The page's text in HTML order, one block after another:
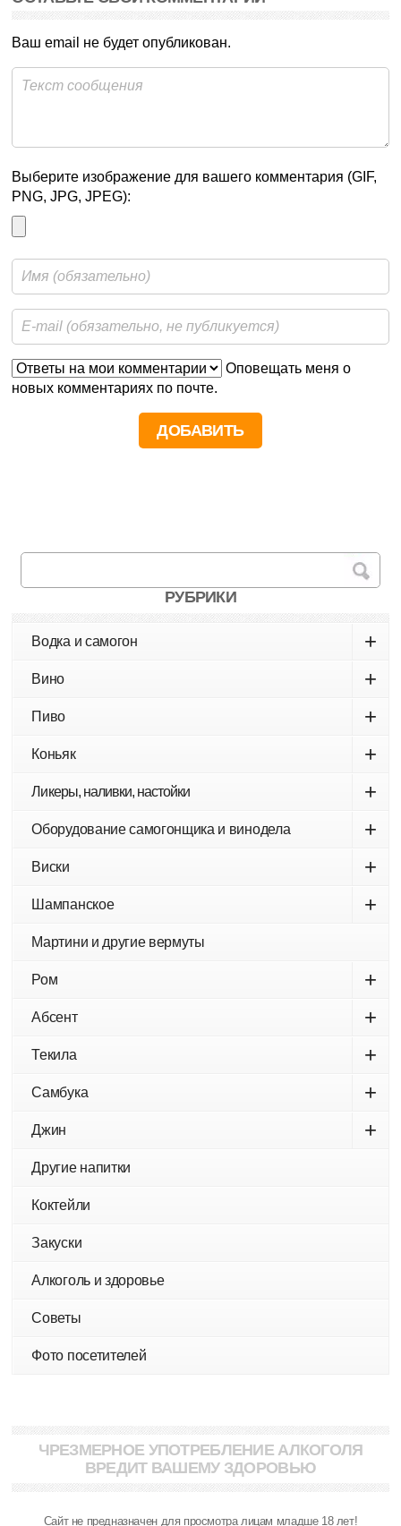
Ваш email не будет опубликован.
Выберите изображение для вашего комментария (GIF,
PNG, JPG, JPEG):
Оповещать меня о
новых комментариях по почте.
РУБРИКИ
Водка и самогон +
Вино +
Пиво +
Коньяк +
Ликеры, наливки, настойки +
Оборудование самогонщика и винодела +
Виски +
Шампанское +
Мартини и другие вермуты
Ром +
Абсент +
Текила +
Самбука +
Джин +
Другие напитки
Коктейли
Закуски
Алкоголь и здоровье
Советы
Фото посетителей
ЧРЕЗМЕРНОЕ УПОТРЕБЛЕНИЕ АЛКОГОЛЯ
ВРЕДИТ ВАШЕМУ ЗДОРОВЬЮ
Сайт не предназначен для просмотра лицам младше 18 лет!